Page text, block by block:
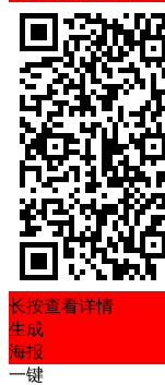
长按查看详情
生成
海报
一键